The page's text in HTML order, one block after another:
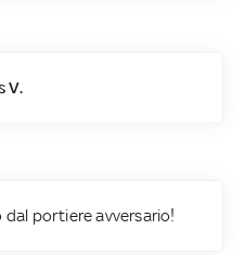
V.
dal portiere avversario!